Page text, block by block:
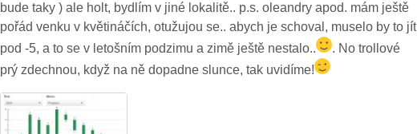
bude taky ) ale holt, bydlím v jiné lokalitě.. p.s. oleandry apod. mám ještě
pořád venku v květináčích, otužujou se.. abych je schoval, muselo by to jít
pod -5, a to se v letošním podzimu a zimě ještě nestalo..
. No trollové
prý zdechnou, když na ně dopadne slunce, tak uvidíme!